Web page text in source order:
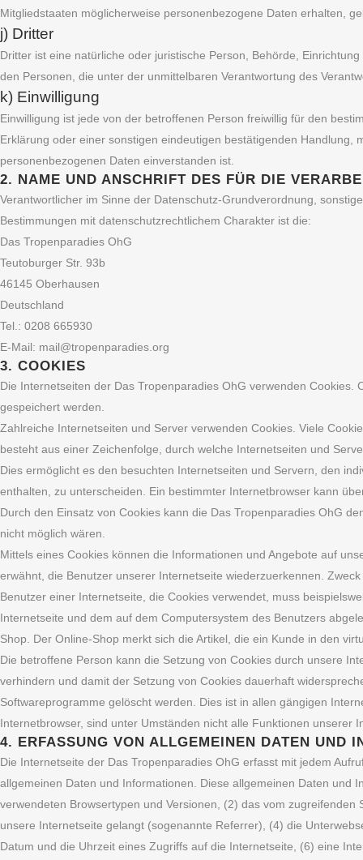
Mitgliedstaaten möglicherweise personenbezogene Daten erhalten,
j) Dritter
Dritter ist eine natürliche oder juristische Person, Behörde,
den Personen, die unter der unmittelbaren Verantwortung des
k) Einwilligung
Einwilligung ist jede von der betroffenen Person freiwillig für den
Erklärung oder einer sonstigen eindeutigen bestätigenden
personenbezogenen Daten einverstanden ist.
2. NAME UND ANSCHRIFT DES FÜR DIE
Verantwortlicher im Sinne der Datenschutz-Grundverordnung,
Bestimmungen mit datenschutzrechtlichem Charakter ist die:
Das Tropenparadies OhG
Teutoburger Str. 93b
46145 Oberhausen
Deutschland
Tel.: 0208 665930
E-Mail: mail@tropenparadies.org
3. COOKIES
Die Internetseiten der Das Tropenparadies OhG verwenden
gespeichert werden.
Zahlreiche Internetseiten und Server verwenden Cookies. Viele
besteht aus einer Zeichenfolge, durch welche Internetseiten und
Dies ermöglicht es den besuchten Internetseiten und Servern, den
enthalten, zu unterscheiden. Ein bestimmter Internetbrowser kann
Durch den Einsatz von Cookies kann die Das Tropenparadies OhG
nicht möglich wären.
Mittels eines Cookies können die Informationen und Angebote auf
erwähnt, die Benutzer unserer Internetseite wiederzuerkennen.
Benutzer einer Internetseite, die Cookies verwendet, muss
Internetseite und dem auf dem Computersystem des Benutzers
Shop. Der Online-Shop merkt sich die Artikel, die ein Kunde in den
Die betroffene Person kann die Setzung von Cookies durch unsere
verhindern und damit der Setzung von Cookies dauerhaft
Softwareprogramme gelöscht werden. Dies ist in allen gängigen
Internetbrowser, sind unter Umständen nicht alle Funktionen unserer
4. ERFASSUNG VON ALLGEMEINEN DATEN UND
Die Internetseite der Das Tropenparadies OhG erfasst mit jedem
allgemeinen Daten und Informationen. Diese allgemeinen Daten und
verwendeten Browsertypen und Versionen, (2) das vom
unsere Internetseite gelangt (sogenannte Referrer), (4) die
Datum und die Uhrzeit eines Zugriffs auf die Internetseite, (6) eine